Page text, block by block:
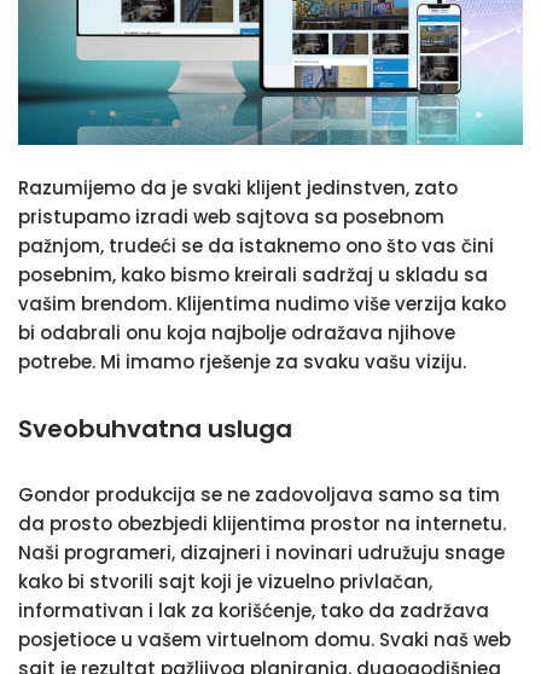
Razumijemo da je svaki klijent jedinstven, zato
pristupamo izradi web sajtova sa posebnom
pažnjom, trudeći se da istaknemo ono što vas čini
posebnim, kako bismo kreirali sadržaj u skladu sa
vašim brendom. Klijentima nudimo više verzija kako
bi odabrali onu koja najbolje odražava njihove
potrebe. Mi imamo rješenje za svaku vašu viziju.
Sveobuhvatna usluga
Gondor produkcija se ne zadovoljava samo sa tim
da prosto obezbjedi klijentima prostor na internetu.
Naši programeri, dizajneri i novinari udružuju snage
kako bi stvorili sajt koji je vizuelno privlačan,
informativan i lak za korišćenje, tako da zadržava
posjetioce u vašem virtuelnom domu. Svaki naš web
sajt je rezultat pažljivog planiranja, dugogodišnjeg